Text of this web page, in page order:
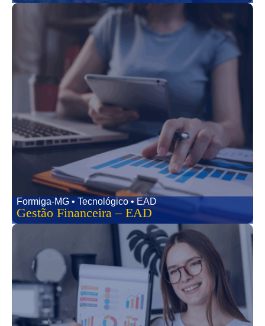
Formiga-MG • Tecnológico • EAD
Gestão Financeira – EAD